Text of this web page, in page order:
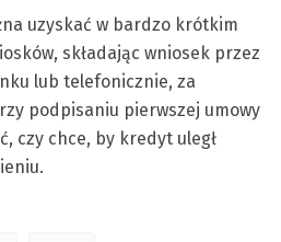
uzyskać w bardzo krótkim
składając wniosek przez
lub telefonicznie, za
podpisaniu pierwszej umowy
czy chce, by kredyt uległ